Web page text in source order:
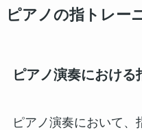
ピアノの指トレー
ピアノ演奏における
ピアノ演奏において、